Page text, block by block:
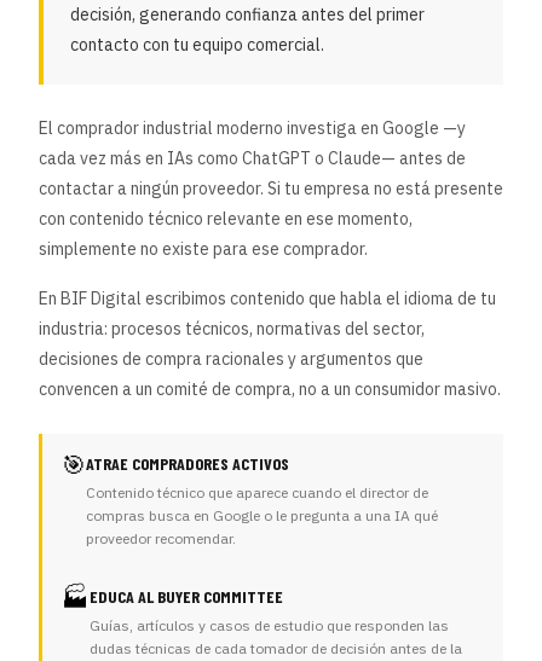
decisión, generando confianza antes del primer
contacto con tu equipo comercial.
El comprador industrial moderno investiga en Google —y
cada vez más en IAs como ChatGPT o Claude— antes de
contactar a ningún proveedor. Si tu empresa no está presente
con contenido técnico relevante en ese momento,
simplemente no existe para ese comprador.
En BIF Digital escribimos contenido que habla el idioma de tu
industria: procesos técnicos, normativas del sector,
decisiones de compra racionales y argumentos que
convencen a un comité de compra, no a un consumidor masivo.
🎯ATRAE COMPRADORES ACTIVOS
Contenido técnico que aparece cuando el director de
compras busca en Google o le pregunta a una IA qué
proveedor recomendar.
🏭 EDUCA AL BUYER COMMITTEE
Guías, artículos y casos de estudio que responden las
dudas técnicas de cada tomador de decisión antes de la